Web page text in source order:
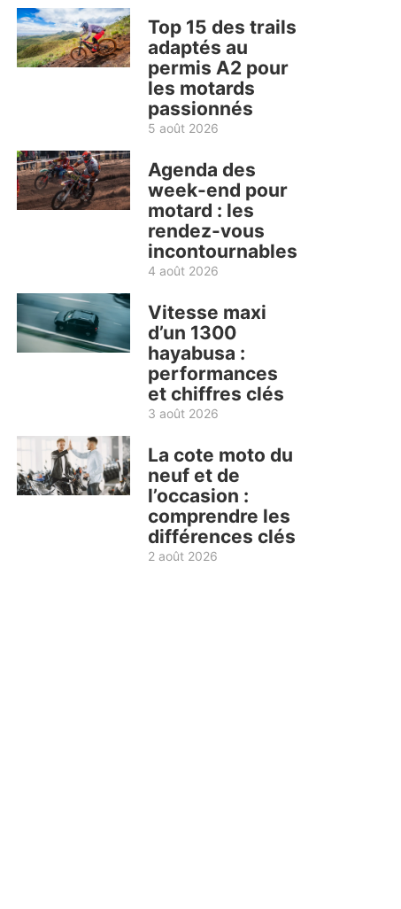
Top 15 des trails
adaptés au
permis A2 pour
les motards
passionnés
5 août 2026
Agenda des
week-end pour
motard : les
rendez-vous
incontournables
4 août 2026
Vitesse maxi
d’un 1300
hayabusa :
performances
et chiffres clés
3 août 2026
La cote moto du
neuf et de
l’occasion :
comprendre les
différences clés
2 août 2026